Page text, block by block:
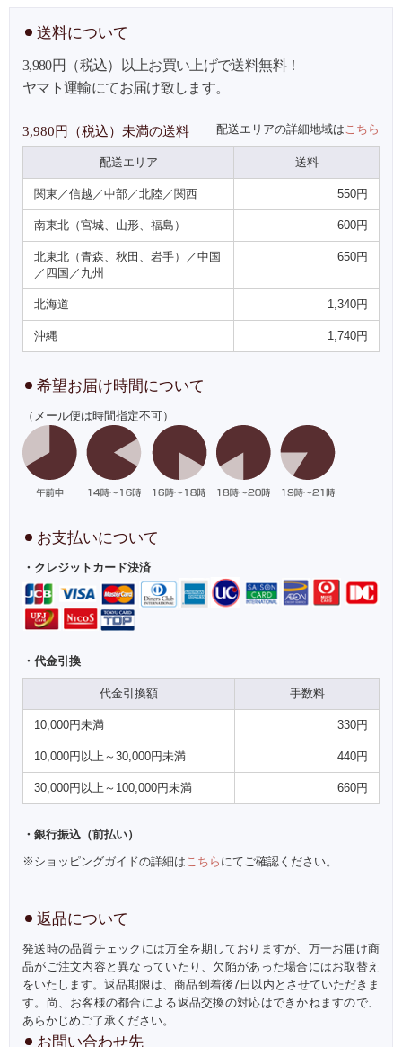
送料について
3,980円（税込）以上お買い上げで送料無料！
ヤマト運輸にてお届け致します。
3,980円（税込）未満の送料 配送エリアの詳細地域は こちら
配送エリア 送料
関東／信越／中部／北陸／関西 550円
南東北（宮城、山形、福島） 600円
北東北（青森、秋田、岩手）／中国
／四国／九州
650円
北海道 1,340円
沖縄 1,740円
希望お届け時間について
（メール便は時間指定不可）
お支払いについて
・クレジットカード決済
・代金引換
代金引換額 手数料
10,000円未満 330円
10,000円以上～30,000円未満 440円
30,000円以上～100,000円未満 660円
・銀行振込（前払い）
※ショッピングガイドの詳細は こちら にてご確認ください。
返品について
発送時の品質チェックには万全を期しておりますが、万一お届け商
品がご注文内容と異なっていたり、欠陥があった場合にはお取替え
をいたします。返品期限は、商品到着後7日以内とさせていただきま
す。尚、お客様の都合による返品交換の対応はできかねますので、
あらかじめご了承ください。
お問い合わせ先